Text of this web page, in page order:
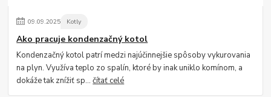
09.09.2025 Kotly
Ako pracuje kondenzačný kotol
Kondenzačný kotol patrí medzi najúčinnejšie spôsoby vykurovania
na plyn. Využíva teplo zo spalín, ktoré by inak uniklo komínom, a
dokáže tak znížiť sp...čítať celé